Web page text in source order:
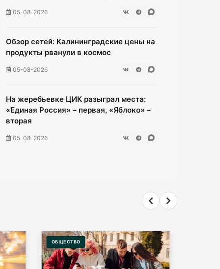
05-08-2026
Обзор сетей: Калининградские цены на
продукты рванули в космос
05-08-2026
На жеребьевке ЦИК разыграл места:
«Единая Россия» – первая, «Яблоко» –
вторая
05-08-2026
Вечером в регионе возможен град до 3
см в диаметре и шквалы до 23 м/с.
05-08-2026
ОБЩЕСТВО